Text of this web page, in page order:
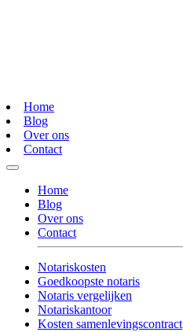
Home
Blog
Over ons
Contact
Home
Blog
Over ons
Contact
Notariskosten
Goedkoopste notaris
Notaris vergelijken
Notariskantoor
Kosten samenlevingscontract